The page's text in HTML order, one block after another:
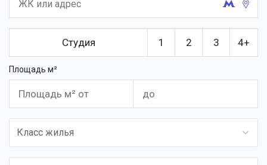
Студия 1 2 3 4+
Площадь м²
Класс жилья